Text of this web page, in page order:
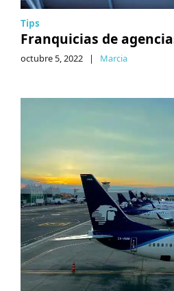
Tips
Franquicias de
octubre 5, 2022 | Marcia